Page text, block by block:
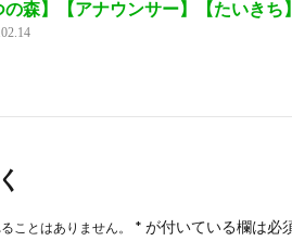
の森】【アナウンサー】【たいきち】
ことはありません。 * が付いている欄は必